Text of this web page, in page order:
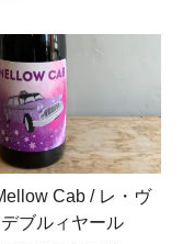
Cab / レ・ヴ
ブルィヤール